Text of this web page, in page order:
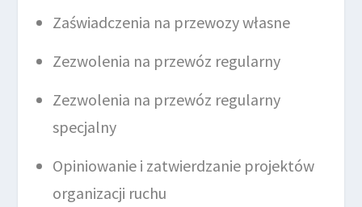
Zaświadczenia na przewozy własne
Zezwolenia na przewóz regularny
Zezwolenia na przewóz regularny
specjalny
Opiniowanie i zatwierdzanie projektów
organizacji ruchu